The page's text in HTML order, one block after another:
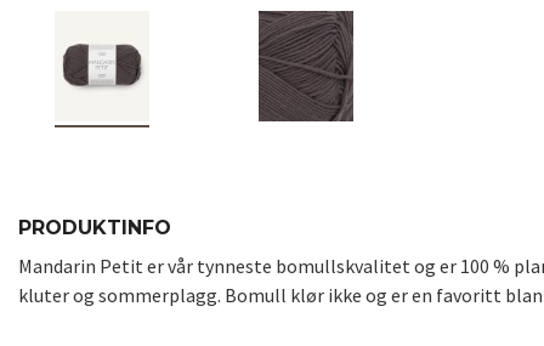
PRODUKTINFO
Mandarin Petit er vår tynneste bomullskvalitet og er 100 %
kluter og sommerplagg. Bomull klør ikke og er en favoritt